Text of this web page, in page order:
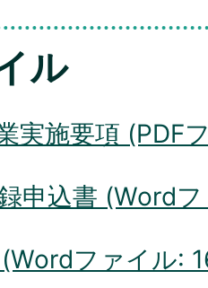
ル
実施要項 (PDF
申込書 (Word
ファイル: